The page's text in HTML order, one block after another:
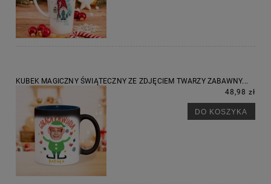
KUBEK MAGICZNY ŚWIĄTECZNY ZE ZDJĘCIEM TWARZY ZABAWNY...
48,98 zł
DO KOSZYKA